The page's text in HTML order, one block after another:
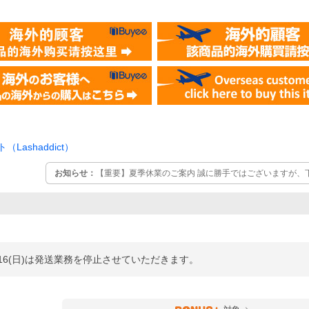
（Lashaddict）
お知らせ：
【重要】夏季休業のご案内 誠に勝手ではございますが
応を休業とさせます。 発送停止期間：8月15日(土)～8月16日(日) ※最終受付：8/14(金)受注分まで 問
)は発送業務を停止させていただきます。